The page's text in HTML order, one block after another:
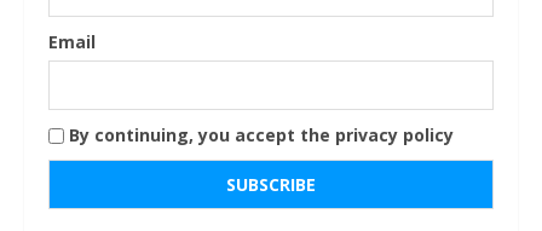
Email
By continuing, you accept the privacy policy